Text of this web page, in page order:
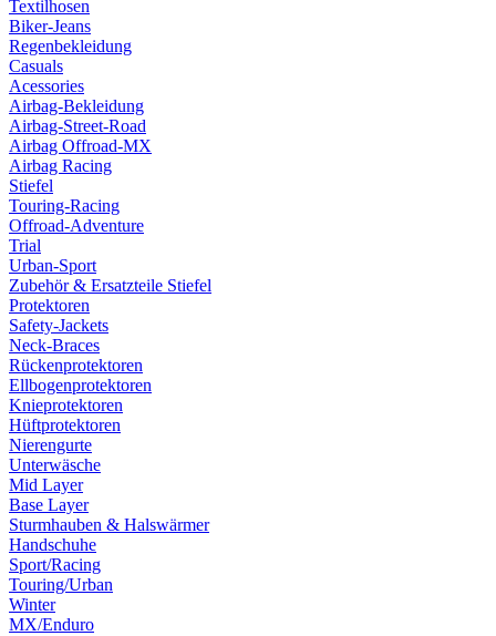
Textilhosen
Biker-Jeans
Regenbekleidung
Casuals
Acessories
Airbag-Bekleidung
Airbag-Street-Road
Airbag Offroad-MX
Airbag Racing
Stiefel
Touring-Racing
Offroad-Adventure
Trial
Urban-Sport
Zubehör & Ersatzteile Stiefel
Protektoren
Safety-Jackets
Neck-Braces
Rückenprotektoren
Ellbogenprotektoren
Knieprotektoren
Hüftprotektoren
Nierengurte
Unterwäsche
Mid Layer
Base Layer
Sturmhauben & Halswärmer
Handschuhe
Sport/Racing
Touring/Urban
Winter
MX/Enduro